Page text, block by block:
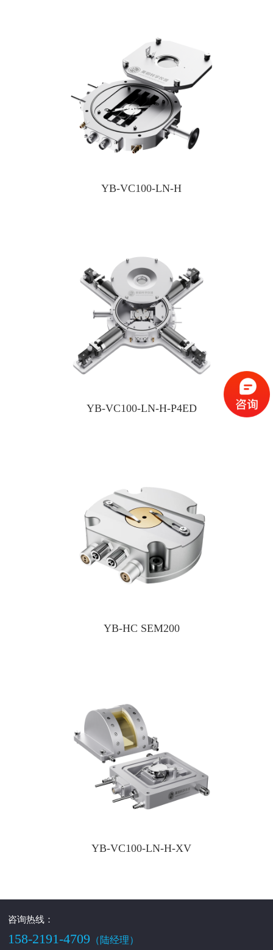
YB-VC100-LN-H
YB-VC100-LN-H-P4ED
YB-HC SEM200
YB-VC100-LN-H-XV
咨询热线：
158-2191-4709 （陆经理）